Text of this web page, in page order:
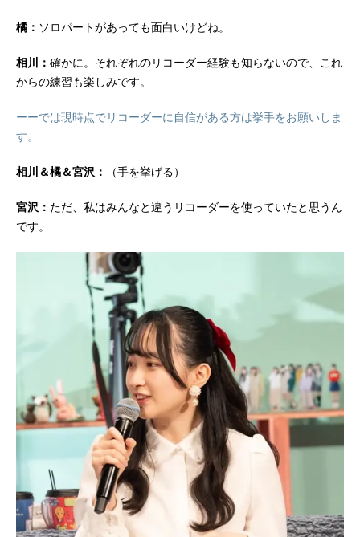
橘： ソロパートがあっても面白いけどね。
相川： 確かに。それぞれのリコーダー経験も知らないので、これ
からの練習も楽しみです。
ーーでは現時点でリコーダーに自信がある方は挙手をお願いしま
す。
相川＆橘＆宮沢： （手を挙げる）
宮沢： ただ、私はみんなと違うリコーダーを使っていたと思うん
です。